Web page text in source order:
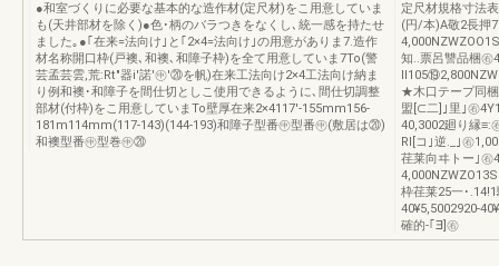
●和室づくりに必要な基本的な造作材(定尺材)をこ用意していま
も(天井部材を除く)●色･柄のバラつきをなくし､統一感を持たせ
ました｡●｢在来=法向け｣と｢2×4=法向け｣の用意がありま7.造作
材名称開口枠(戸襖､和襖､和障子枠)を全て用意していま7To(警
芸孟芸雲,荒:Rt"器i'諾'㊥'⑳を帆)在来工法向け2×4工法向け納ま
り例和襖･和障子を間仕切としこ使用できるように､間仕切調整
部材(付枠)をこ用意していまTo壁厚在来2×4117′-155mm156-
181m114mm(117-143)(144-193)和障子型番㊥型番㊥(敷居は⑳)
和襖型番㊥型巻㊥⑳
定尺材規格寸法
(円/本)A敬2長押
知..票呂讐品梱㊨
★木口テープ同梱
盟[⊂二]｣里｣㊨
40,3002廻り縁≡:
Rl[コ｣逆._｣㊨
荏莱向ヰトー｣㊨
枠荏莱25一･
40¥5,5002920-
確的-｢∃]㊨